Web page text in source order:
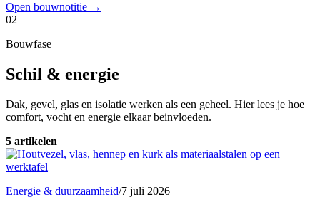
Open bouwnotitie →
02
Bouwfase
Schil & energie
Dak, gevel, glas en isolatie werken als een geheel. Hier lees je hoe
comfort, vocht en energie elkaar beinvloeden.
5 artikelen
Energie & duurzaamheid/7 juli 2026